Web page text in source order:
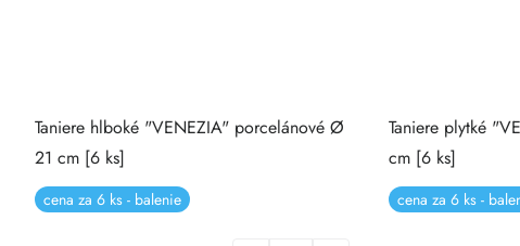
Taniere hlboké "VENEZIA" porcelánové Ø
21 cm [6 ks]
cena za 6 ks - balenie
Taniere plytké
cm [6 ks]
cena za 6 ks -